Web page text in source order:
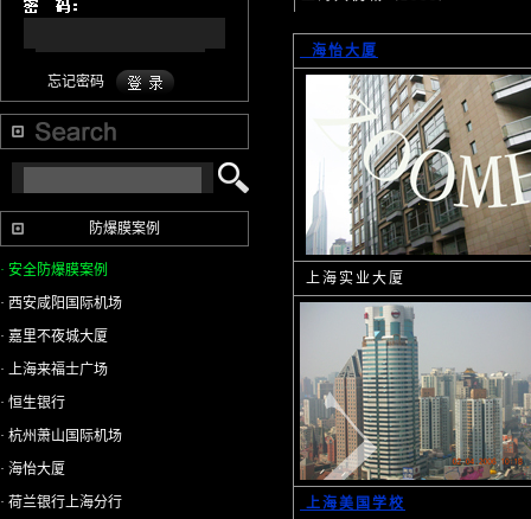
忘记密码
防爆膜案例
· 安全防爆膜案例
· 西安咸阳国际机场
· 嘉里不夜城大厦
· 上海来福士广场
· 恒生银行
· 杭州萧山国际机场
· 海怡大厦
· 荷兰银行上海分行
海怡大厦
上海实业大厦
上海美国学校